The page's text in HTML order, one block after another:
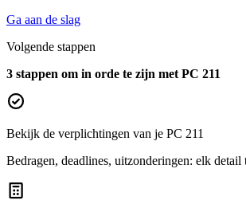
Ga aan de slag
Volgende stappen
3 stappen om in orde te zijn met PC 211
Bekijk de verplichtingen van je PC 211
Bedragen, deadlines, uitzonderingen: elk detail